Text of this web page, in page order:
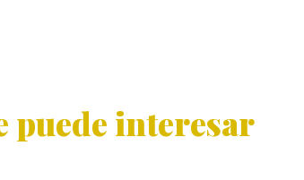
puede interesar